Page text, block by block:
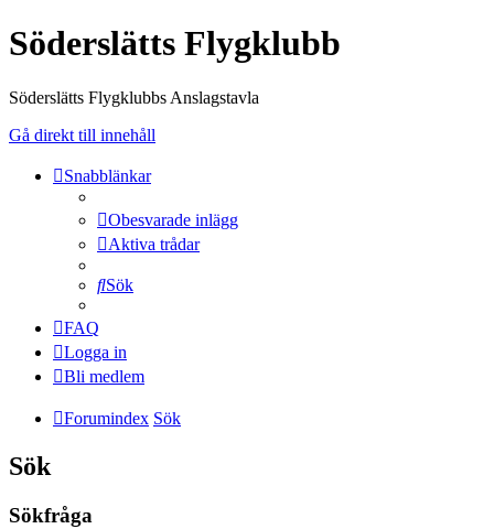
Söderslätts Flygklubb
Söderslätts Flygklubbs Anslagstavla
Gå direkt till innehåll
Snabblänkar
Obesvarade inlägg
Aktiva trådar
Sök
FAQ
Logga in
Bli medlem
Forumindex Sök
Sök
Sökfråga